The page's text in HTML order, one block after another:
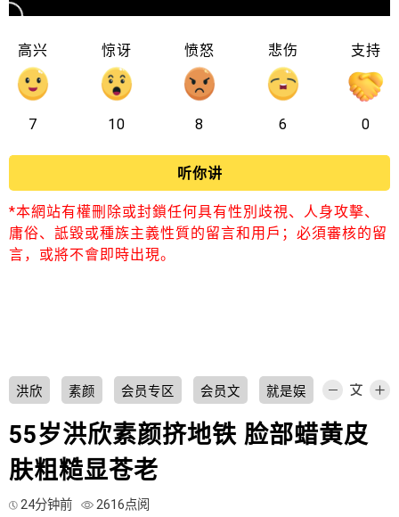
高兴
7
惊讶
10
愤怒
8
悲伤
6
支持
0
听你讲
*本網站有權刪除或封鎖任何具有性別歧視、人身攻擊、
庸俗、詆毀或種族主義性質的留言和用戶；必須審核的留
言，或將不會即時出現。
洪欣 素颜 会员专区 会员文 就是娱
55岁洪欣素颜挤地铁 脸部蜡黄皮
肤粗糙显苍老
24分钟前 2616点阅